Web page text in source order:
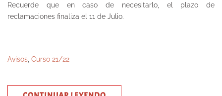
Recuerde que en caso de necesitarlo, el plazo de
reclamaciones finaliza el 11 de Julio.
Avisos Curso 21/22